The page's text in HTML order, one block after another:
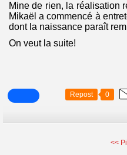
Mine de rien, la réalisation
Mikaël a commencé à
dont la naissance paraît
On veut la suite!
Repost 0
<<